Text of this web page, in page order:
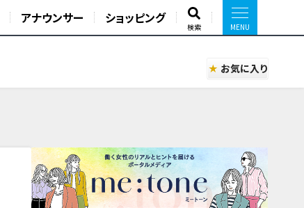
アナウンサー ショッピング
検索
お気に入り